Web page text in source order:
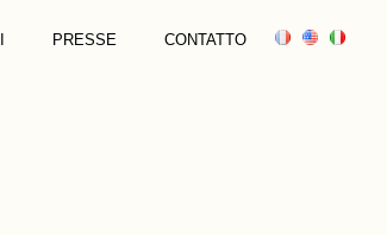
PRESSE CONTATTO